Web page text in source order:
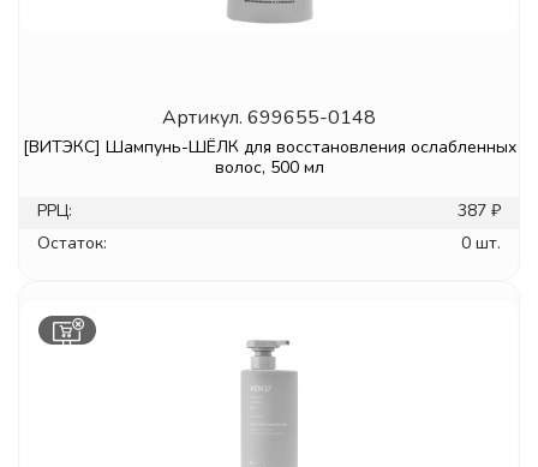
Артикул. 699655-0148
[ВИТЭКС] Шампунь-ШЁЛК для восстановления ослабленных
волос, 500 мл
РРЦ:
387 ₽
Остаток:
0 шт.